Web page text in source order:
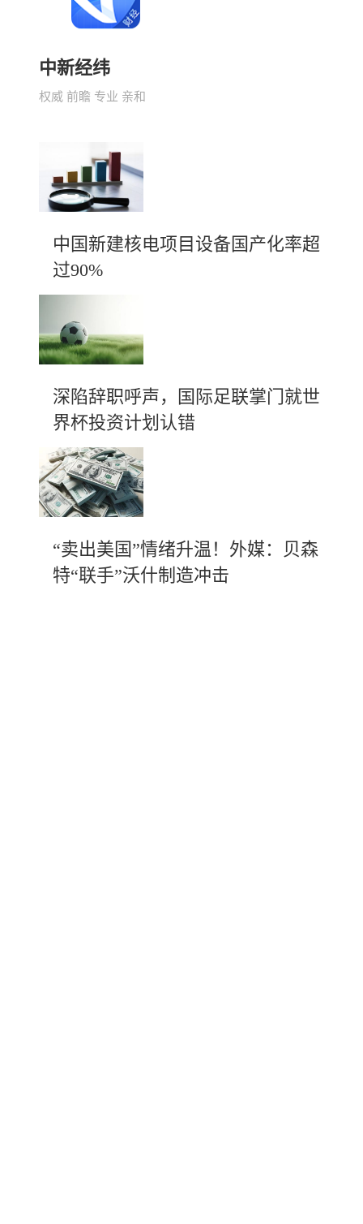
中新经纬
权威 前瞻 专业 亲和
中国新建核电项目设备国产化率超
过90%
深陷辞职呼声，国际足联掌门就世
界杯投资计划认错
“卖出美国”情绪升温！外媒：贝森
特“联手”沃什制造冲击